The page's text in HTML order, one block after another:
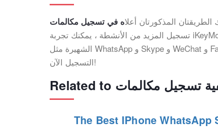
المذكورتان أعلا
تسجيل المزيد من الأنشطة ، يمكنك تجربة iKeyMonitor. يسمح لك بمراقبة المحادثات على تطبيقات الدردشة الاجتماعية
الشهيرة مثل WhatsApp و Skype و WeChat و Facebook والمزيد. يعمل على كل من أجهزة Android و iOS. سجل وابدأ
التسجيل الآن!
The Best IPhone WhatsApp